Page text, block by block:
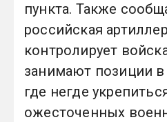
пункта. Также
российская
контролирует
занимают позиции
где негде
ожесточенных